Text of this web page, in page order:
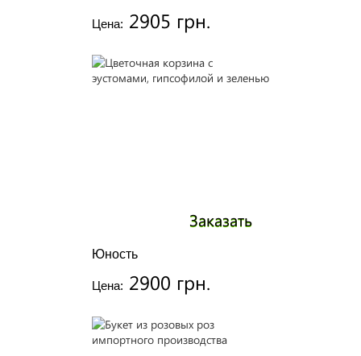
Цена: 2905 грн.
Юность
Цена: 2900 грн.
Заказать